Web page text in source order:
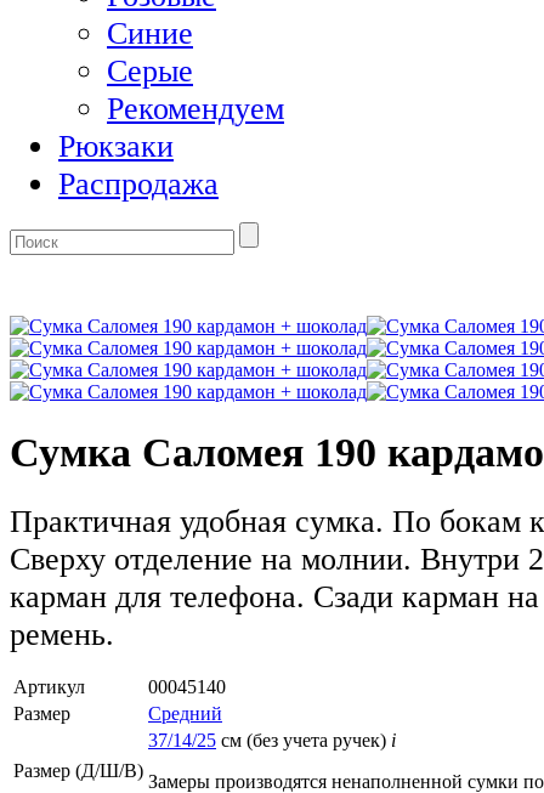
Синие
Серые
Рекомендуем
Рюкзаки
Распродажа
Сумка Саломея 190
Практичная удобная сумка. По бокам
Сверху отделение на молнии. Внутри
карман для телефона. Сзади карман
ремень.
Артикул
00045140
Размер
Средний
Размер (Д/Ш/В)
37/14/25 см (без учета ручек) i
Замеры производятся ненаполненной сумки